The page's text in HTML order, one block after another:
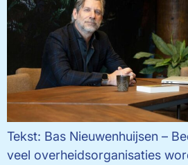
Tekst: Bas Nieuwenhuijsen –
veel overheidsorganisaties